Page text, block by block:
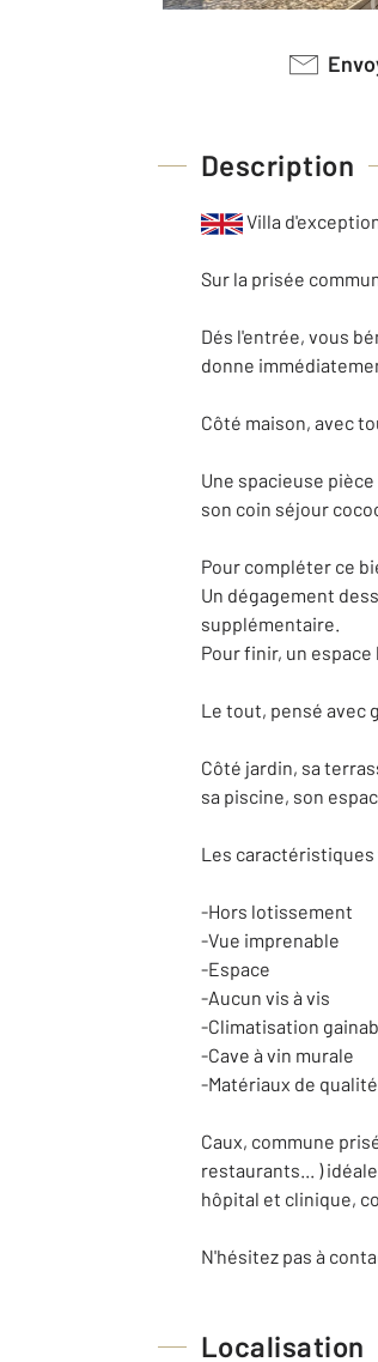
Description
Villa
Sur la prisée
Dés l'entrée, vous
donne
Côté maison, avec
Une spacieuse
son coin séjour
Pour compléter ce
Un dégagement
supplémentaire.
Pour finir, un espace
Le tout, pensé avec
Côté jardin, sa
sa piscine, son
Les
-Hors lotissement
-Vue imprenable
-Espace
-Aucun vis à vis
-Climatisation
-Cave à vin murale
-Matériaux de
Caux, commune
restaurants... )
hôpital et clinique,
N'hésitez pas à
Localisation